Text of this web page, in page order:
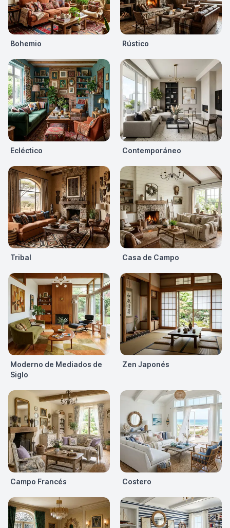
Bohemio Rústico
Ecléctico Contemporáneo
Tribal Casa de Campo
Moderno de Mediados de
Siglo
Zen Japonés
Campo Francés Costero